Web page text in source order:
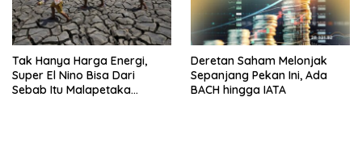
Tak Hanya Harga Energi,
Super El Nino Bisa Dari
Sebab Itu Malapetaka
Deretan Saham Melonjak
Sepanjang Pekan Ini, Ada
BACH hingga IATA